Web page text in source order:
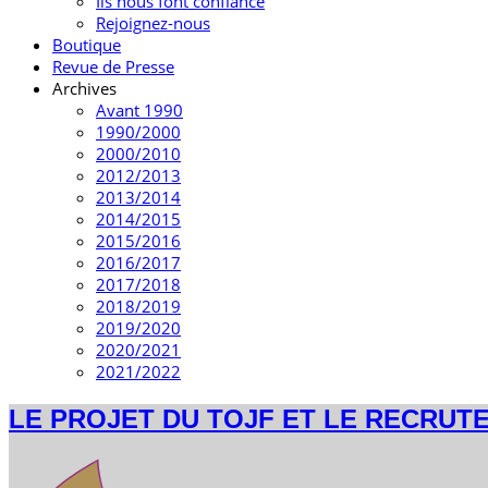
Rejoignez-nous
Boutique
Revue de Presse
Archives
Avant 1990
1990/2000
2000/2010
2012/2013
2013/2014
2014/2015
2015/2016
2016/2017
2017/2018
2018/2019
2019/2020
2020/2021
2021/2022
LE PROJET DU TOJF ET LE